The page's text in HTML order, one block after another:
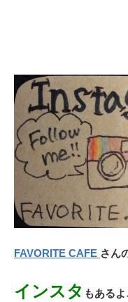
FAVORITE CAFE さん
インスタ もあるよ